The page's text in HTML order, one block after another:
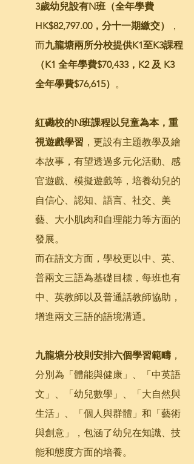
3歲幼兒設有N班（全年學費
HK$82,797.00，分十一期繳交）
，
而九龍塘兩所分校提供K1至K3課程
（K1 全年學費$70,433，K2 及 K3
全年學費$76,615） 。
紅磡校的N班課程以兒童為本，重
視遊戲學習 ，更設有主題教學及繪
本故事，有望透過多元化活動、感
官遊戲、模擬遊戲等，培養幼兒的
自信心、認知、語言、社交、美
藝、大小肌肉和自理能力等方面的
發展。
而在語文方面，學校更以中、英、
普兩文三語為基礎目標，每班也有
中、英教師以及普通話教師協助，
增進兩文三語的語境溝通。
九龍塘分校則安排六個學習範疇 ，
分別為「體能與健康」、「中英語
文」、「幼兒數學」、「大自然與
生活」、「個人與群體」和「藝術
與創意」，包涵了幼兒在知識、技
能和態度方面的培養。